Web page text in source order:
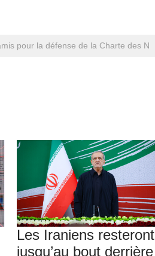
pour la défense de la Charte des N
Les Iraniens resteront
jusqu’au bout derrière